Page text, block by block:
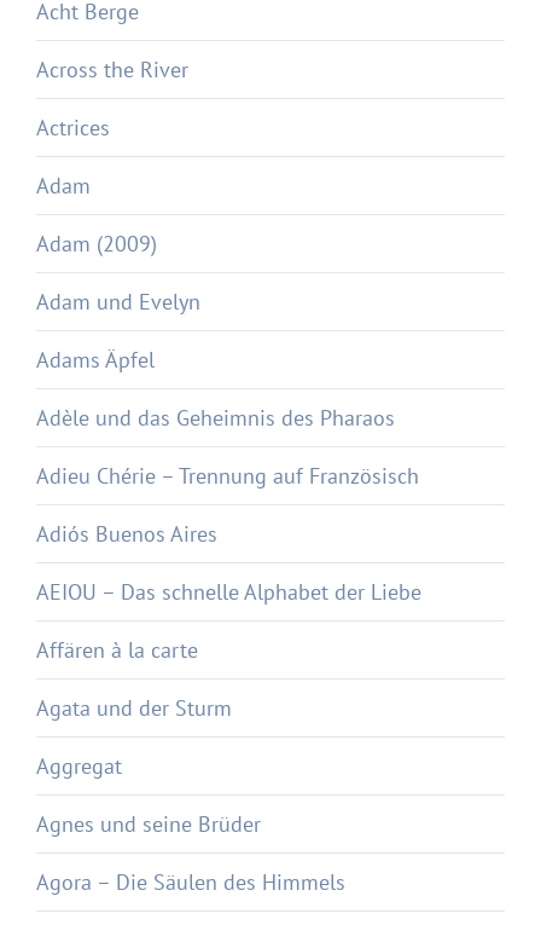
Acht Berge
Across the River
Actrices
Adam
Adam (2009)
Adam und Evelyn
Adams Äpfel
Adèle und das Geheimnis des Pharaos
Adieu Chérie – Trennung auf Französisch
Adiós Buenos Aires
AEIOU – Das schnelle Alphabet der Liebe
Affären à la carte
Agata und der Sturm
Aggregat
Agnes und seine Brüder
Agora – Die Säulen des Himmels